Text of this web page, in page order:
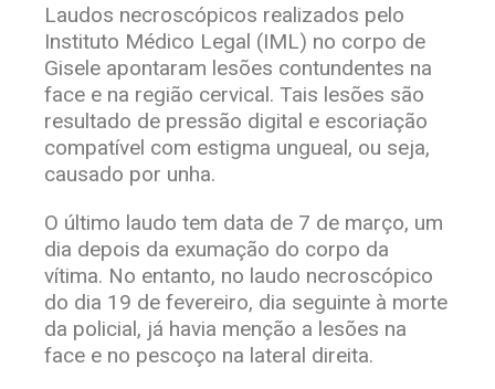
Laudos necroscópicos realizados pelo
Instituto Médico Legal (IML) no corpo de
Gisele apontaram lesões contundentes na
face e na região cervical. Tais lesões são
resultado de pressão digital e escoriação
compatível com estigma ungueal, ou seja,
causado por unha.
O último laudo tem data de 7 de março, um
dia depois da exumação do corpo da
vítima. No entanto, no laudo necroscópico
do dia 19 de fevereiro, dia seguinte à morte
da policial, já havia menção a lesões na
face e no pescoço na lateral direita.